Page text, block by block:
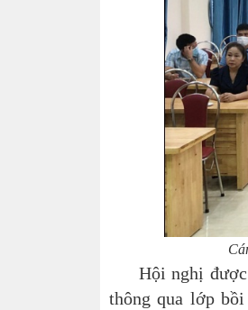
Hội nghị được
thông qua lớp